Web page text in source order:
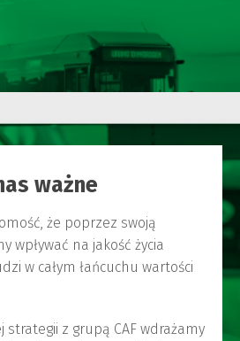
ważne
że poprzez swoją
wpływać na jakość życia
w całym łańcuchu wartości
strategii z grupą CAF wdrażamy